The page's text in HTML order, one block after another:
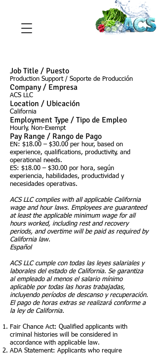
Job Title / Puesto
Production Support / Soporte de Producción
Company / Empresa
ACS LLC
Location / Ubicación
California
Employment Type / Tipo de Empleo
Hourly, Non-Exempt
Pay Range / Rango de Pago
EN: $18.00 – $30.00 per hour, based on
experience, qualifications, productivity, and
operational needs.
ES: $18.00 – $30.00 por hora, según
experiencia, habilidades, productividad y
necesidades operativas.
ACS LLC complies with all applicable California
wage and hour laws. Employees are guaranteed
at least the applicable minimum wage for all
hours worked, including rest and recovery
periods, and overtime will be paid as required by
California law.
Español
ACS LLC cumple con todas las leyes salariales y
laborales del estado de California. Se garantiza
al empleado al menos el salario mínimo
aplicable por todas las horas trabajadas,
incluyendo períodos de descanso y recuperación.
El pago de horas extras se realizará conforme a
la ley de California.
Fair Chance Act: Qualified applicants with
criminal histories will be considered in
accordance with applicable law.
ADA Statement: Applicants who require